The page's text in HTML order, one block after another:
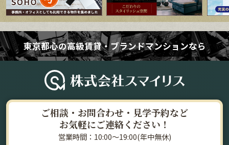
東京都心の高級賃貸・ブランドマンションなら
ご相談・お問合わせ・見学予約など
お気軽にご連絡ください！
営業時間：10:00～19:00(年中無休)